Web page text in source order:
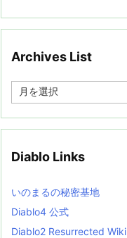
Archives List
e
i
s
t
Diablo Links
いのまるの秘密基地
Diablo4 公式
Diablo2 Resurrected Wiki